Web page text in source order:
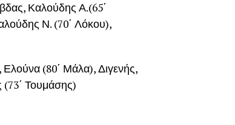
Καλούδης Α.(65΄
Ν. (70΄ Λόκου),
(80΄ Μάλα), Διγενής,
(73΄ Τουμάσης)